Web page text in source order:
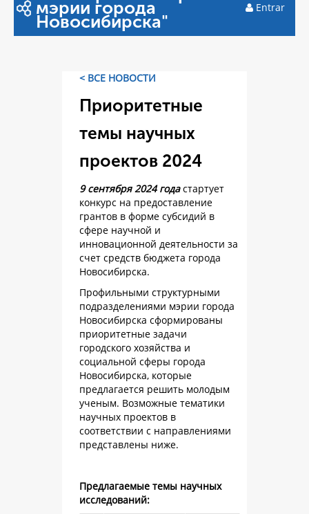
мэрии города
Новосибирска"
Entrar
< ВСЕ НОВОСТИ
Приоритетные
темы научных
проектов 2024
9 сентября 2024 годастартует
конкурс на предоставление
грантов в форме субсидий в
сфере научной и
инновационной деятельности за
счет средств бюджета города
Новосибирска.
Профильными структурными
подразделениями мэрии города
Новосибирска сформированы
приоритетные задачи
городского хозяйства и
социальной сферы города
Новосибирска, которые
предлагается решить молодым
ученым. Возможные тематики
научных проектов в
соответствии с направлениями
представлены ниже.
Предлагаемые темы научных
исследований: